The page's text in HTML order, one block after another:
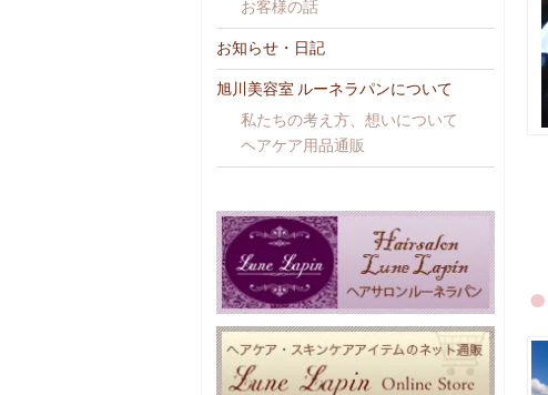
お客様の話
お知らせ・日記
旭川美容室 ルーネラパンについて
私たちの考え方、想いについて
ヘアケア用品通販